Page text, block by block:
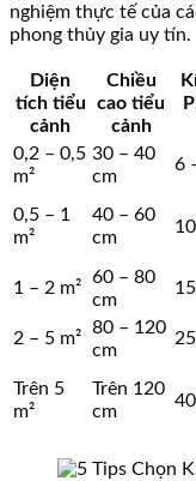
nghiệm thực tế của
phong thủy gia uy tín.
Diện
tích tiểu
cảnh
Chiều
cao tiểu
cảnh
0,2 – 0,5
m²
30 – 40
cm
6
0,5 – 1
m²
40 – 60
cm
1 – 2 m²
60 – 80
cm
2 – 5 m²
80 – 120
cm
Trên 5
m²
Trên 120
cm